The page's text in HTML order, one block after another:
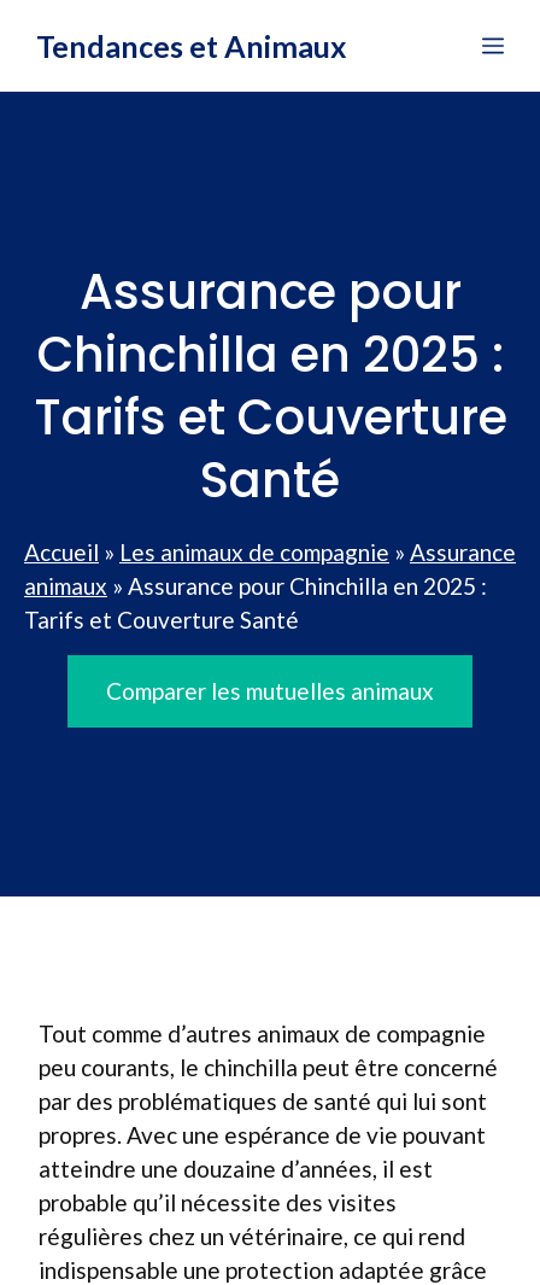
Tendances et Animaux
Assurance pour
Chinchilla en 2025 :
Tarifs et Couverture
Santé
Accueil » Les animaux de compagnie » Assurance
animaux » Assurance pour Chinchilla en 2025 :
Tarifs et Couverture Santé
Comparer les mutuelles animaux
Tout comme d’autres animaux de compagnie
peu courants, le chinchilla peut être concerné
par des problématiques de santé qui lui sont
propres. Avec une espérance de vie pouvant
atteindre une douzaine d’années, il est
probable qu’il nécessite des visites
régulières chez un vétérinaire, ce qui rend
indispensable une protection adaptée grâce